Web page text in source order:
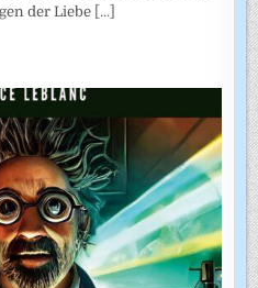
der Liebe [...]